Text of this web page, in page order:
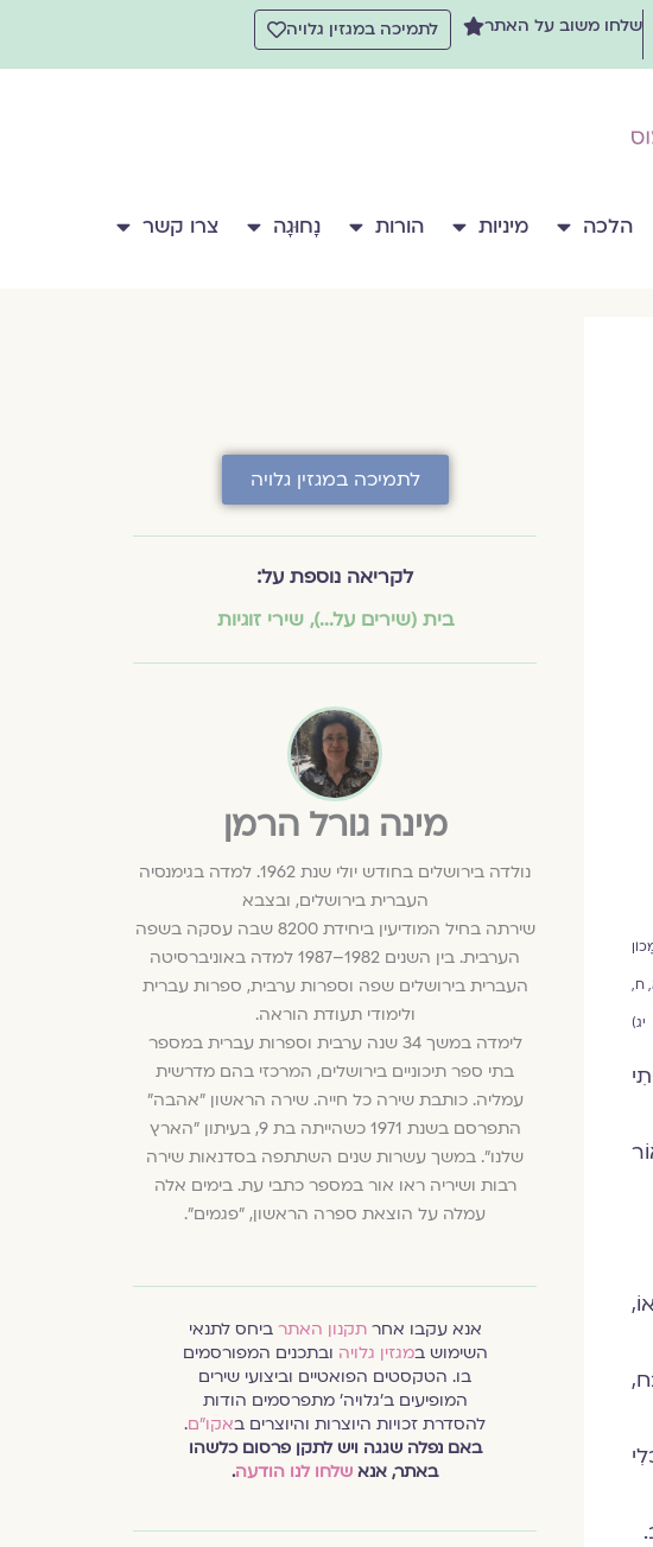
שלחו משוב על האתר לתמיכה במגזין גלויה
הלכה מיניות הורות נָחוּגָה צרו קשר
ח,
יג)
לתמיכה במגזין גלויה
לקריאה נוספת על:
בית (שירים על...),שירי זוגיות
מינה גורל הרמן
נולדה בירושלים בחודש יולי שנת 1962. למדה בגימנסיה
העברית בירושלים, ובצבא
שירתה בחיל המודיעין ביחידת 8200 שבה עסקה בשפה
הערבית. בין השנים 1982–1987 למדה באוניברסיטה
העברית בירושלים שפה וספרות ערבית, ספרות עברית
ולימודי תעודת הוראה.
לימדה במשך 34 שנה ערבית וספרות עברית במספר
בתי ספר תיכוניים בירושלים, המרכזי בהם מדרשית
עמליה. כותבת שירה כל חייה. שירה הראשון "אהבה"
התפרסם בשנת 1971 כשהייתה בת 9, בעיתון "הארץ
שלנו". במשך עשרות שנים השתתפה בסדנאות שירה
רבות ושיריה ראו אור במספר כתבי עת. בימים אלה
עמלה על הוצאת ספרה הראשון, "פגמים".
אנא עקבו אחרתקנון האתר ביחס לתנאי
השימוש במגזין גלויה ובתכנים המפורסמים
בו. הטקסטים הפואטיים וביצועי שירים
המופיעים ב׳גלויה׳ מתפרסמים הודות
להסדרת זכויות היוצרות והיוצרים באקו״ם.
באם נפלה שגגה ויש לתקן פרסום כלשהו
באתר, אנא שלחו לנו הודעה.